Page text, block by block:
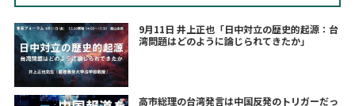
9月11日 井上正也「日中対立の歴史的起源：台
湾問題はどのように論じられてきたか」
高市総理の台湾発言は中国反発のトリガーだっ